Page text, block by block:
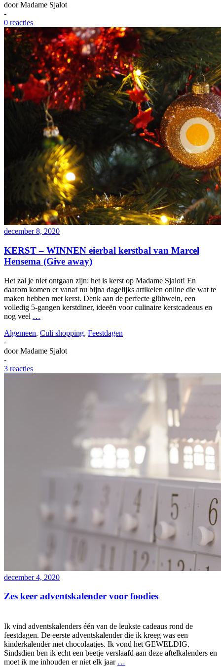
doorMadame Sjalot
-
0 reacties
december 8, 2020
KERST – WINNEN eierbal kerstbal van Marcel
Hensema (Give away)
Het zal je niet ontgaan zijn: het is kerst op Madame Sjalot! En
daarom komen er vanaf nu bijna dagelijks artikelen online die wat te
maken hebben met kerst. Denk aan de perfecte glühwein, een
volledig 5-gangen kerstdiner, ideeën voor culinaire kerstcadeaus en
nog veel …
Algemeen, Culi shopping, Feestdagen
-
doorMadame Sjalot
-
3 reacties
december 4, 2020
Zes keer adventskalender voor foodies
Ik vind adventskalenders één van de leukste cadeaus rond de
feestdagen. De eerste adventskalender die ik kreeg was een
kinderkalender met chocolaatjes. Ik vond het GEWELDIG.
Sindsdien ben ik echt een beetje verslaafd aan deze aftelkalenders en
moet ik me inhouden er niet elk jaar …